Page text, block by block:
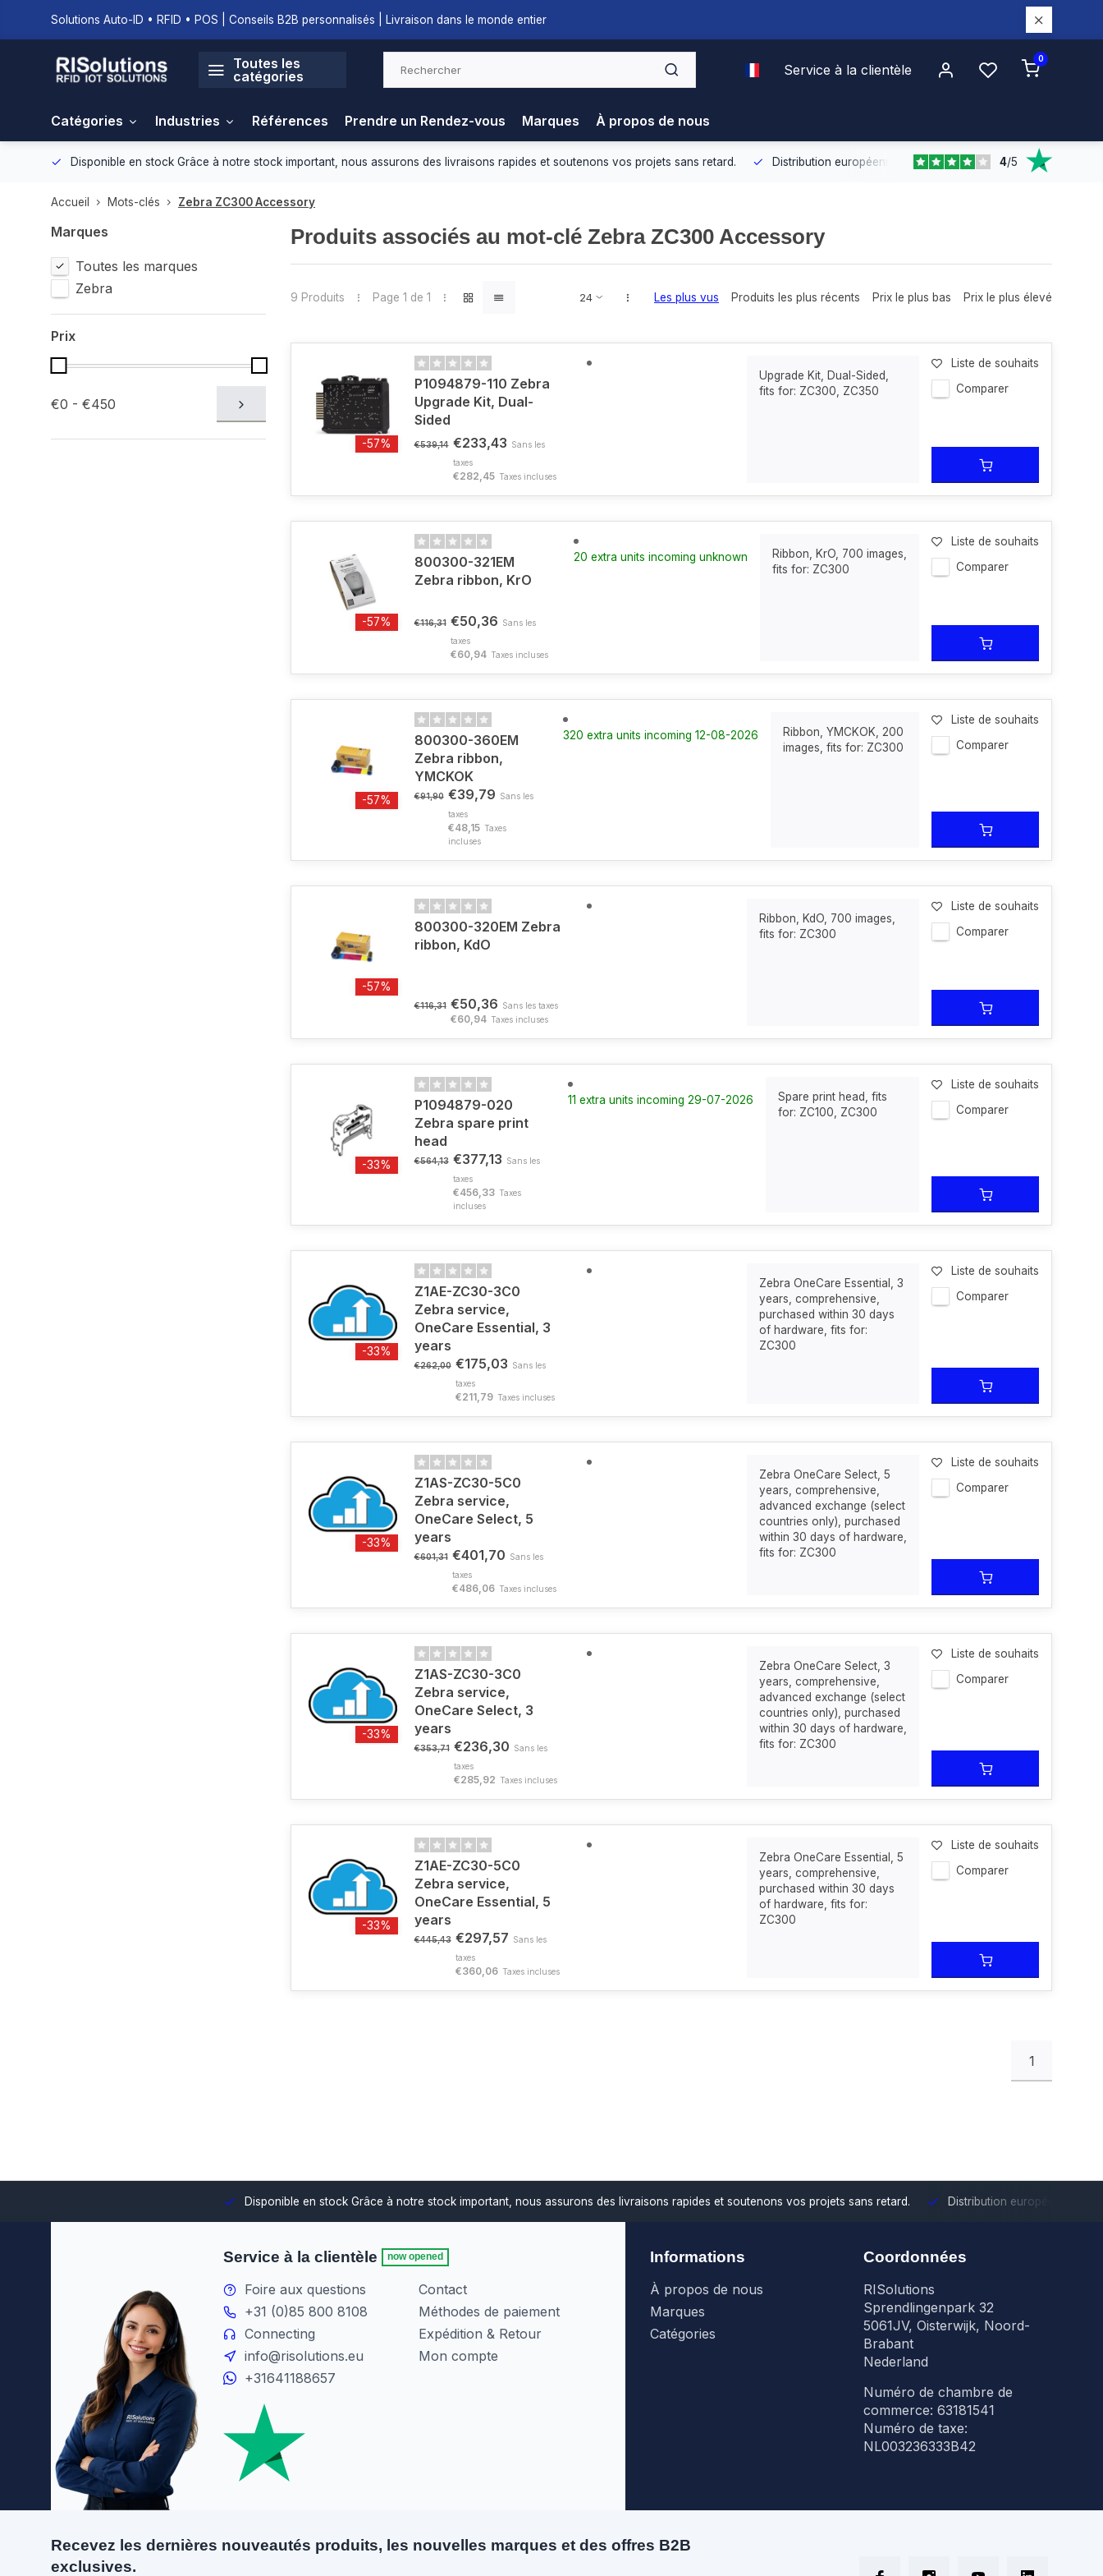
Solutions Auto-ID • RFID • POS | Conseils B2B personnalisés | Livraison dans le monde entier
Toutes les
catégories
Service à la clientèle
0
Catégories Industries Références Prendre un Rendez-vous Marques À propos de nous
Disponible en stock Grâce à notre stock important, nous assurons des livraisons rapides et soutenons vos projets sans retard. Distribution européenne Grâce à notre couverture
4/5
Accueil Mots-clés Zebra ZC300 Accessory
Marques
Toutes les marques
Zebra
Prix
€0 - €450
Produits associés au mot-clé Zebra ZC300 Accessory
9 Produits Page 1 de 1 Les plus vus Produits les plus récents Prix le plus bas Prix le plus élevé
-57%
P1094879-110 Zebra
Upgrade Kit, Dual-
Sided
€539,14 €233,43 Sans les
taxes
€282,45 Taxes incluses
Upgrade Kit, Dual-Sided,
fits for: ZC300, ZC350
Liste de souhaits
Comparer
-57%
800300-321EM
Zebra ribbon, KrO
€116,31 €50,36 Sans les
taxes
€60,94 Taxes incluses
20 extra units incoming unknown
Ribbon, KrO, 700 images,
fits for: ZC300
Liste de souhaits
Comparer
-57%
800300-360EM
Zebra ribbon,
YMCKOK
€91,90 €39,79 Sans les
taxes
€48,15 Taxes
incluses
320 extra units incoming 12-08-2026
Ribbon, YMCKOK, 200
images, fits for: ZC300
Liste de souhaits
Comparer
-57%
800300-320EM Zebra
ribbon, KdO
€116,31 €50,36 Sans les taxes
€60,94 Taxes incluses
Ribbon, KdO, 700 images,
fits for: ZC300
Liste de souhaits
Comparer
-33%
P1094879-020
Zebra spare print
head
€564,13 €377,13 Sans les
taxes
€456,33 Taxes
incluses
11 extra units incoming 29-07-2026
Spare print head, fits
for: ZC100, ZC300
Liste de souhaits
Comparer
-33%
Z1AE-ZC30-3C0
Zebra service,
OneCare Essential, 3
years
€262,00 €175,03 Sans les
taxes
€211,79 Taxes incluses
Zebra OneCare Essential, 3
years, comprehensive,
purchased within 30 days
of hardware, fits for:
ZC300
Liste de souhaits
Comparer
-33%
Z1AS-ZC30-5C0
Zebra service,
OneCare Select, 5
years
€601,31 €401,70 Sans les
taxes
€486,06 Taxes incluses
Zebra OneCare Select, 5
years, comprehensive,
advanced exchange (select
countries only), purchased
within 30 days of hardware,
fits for: ZC300
Liste de souhaits
Comparer
-33%
Z1AS-ZC30-3C0
Zebra service,
OneCare Select, 3
years
€353,71 €236,30 Sans les
taxes
€285,92 Taxes incluses
Zebra OneCare Select, 3
years, comprehensive,
advanced exchange (select
countries only), purchased
within 30 days of hardware,
fits for: ZC300
Liste de souhaits
Comparer
-33%
Z1AE-ZC30-5C0
Zebra service,
OneCare Essential, 5
years
€445,43 €297,57 Sans les
taxes
€360,06 Taxes incluses
Zebra OneCare Essential, 5
years, comprehensive,
purchased within 30 days
of hardware, fits for:
ZC300
Liste de souhaits
Comparer
1
Disponible en stock Grâce à notre stock important, nous assurons des livraisons rapides et soutenons vos projets sans retard. Distribution européenne
Service à la clientèle now opened
Foire aux questions
+31 (0)85 800 8108
Connecting
info@risolutions.eu
+31641188657
Contact
Méthodes de paiement
Expédition & Retour
Mon compte
Informations
À propos de nous
Marques
Catégories
Coordonnées
RISolutions
Sprendlingenpark 32
5061JV, Oisterwijk, Noord-
Brabant
Nederland
Numéro de chambre de
commerce: 63181541
Numéro de taxe:
NL003236333B42
Recevez les dernières nouveautés produits, les nouvelles marques et des offres B2B
exclusives.